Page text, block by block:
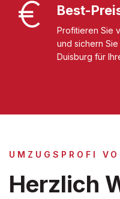
Best-
Profitieren Sie
und sichern
Duisburg für
UMZUGSPROFI
Herzlich